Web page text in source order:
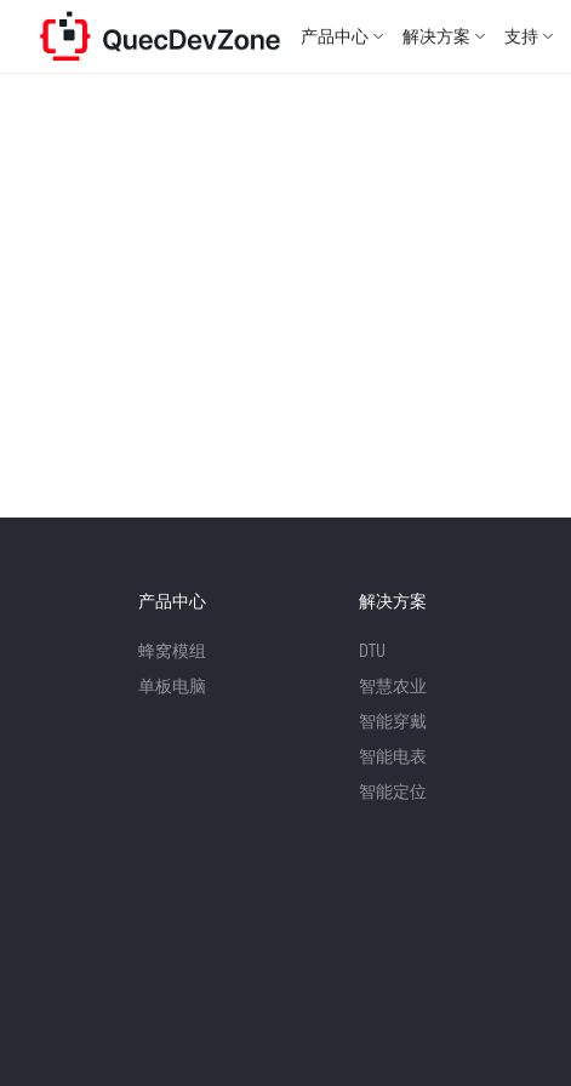
产品中心 解决方案 支持
产品中心
蜂窝模组
单板电脑
解决方案
DTU
智慧农业
智能穿戴
智能电表
智能定位